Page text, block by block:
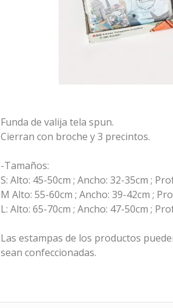
Funda de valija tela spun.
Cierran con broche y 3 precintos.
-Tamaños:
S: Alto: 45-50cm ; Ancho: 32-35cm ;
M Alto: 55-60cm ; Ancho: 39-42cm ;
L: Alto: 65-70cm ; Ancho: 47-50cm ;
Las estampas de los productos
sean confeccionadas.